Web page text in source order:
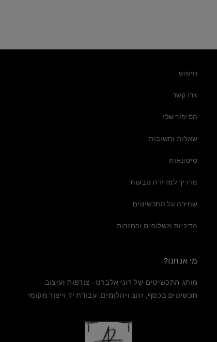
חיפוש
צרו קשר
הסיפור שלי
שאלות ותשובות
סיטונאות
מדריך למדידת טבעות
שמירה על התכשיטים
מדיניות משלוחים והחזרות
מי אנחנו?
מותג התכשיטים של רוני אלברט - צורפות ועיצוב
תכשיטים בכסף, זהב ויהלומים. עבודת יד וייצור מקומי